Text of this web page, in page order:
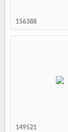
156388
149521